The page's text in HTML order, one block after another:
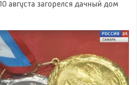
августа загорелся дачный дом